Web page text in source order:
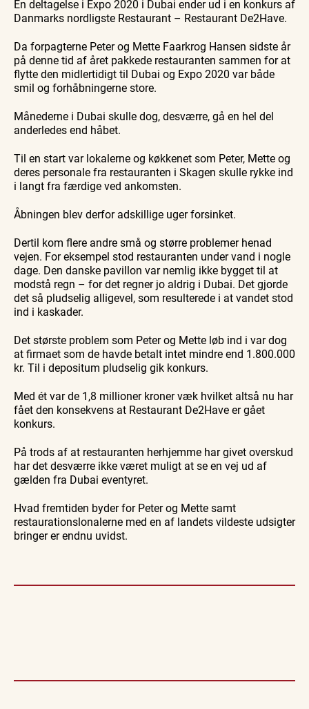
Se events
Skagen
med
Bedford
fra 1937
8. aug.
Skagen
med
Bedford
fra 1937
8. aug.
Skagen
fra
søsiden
Tunø
En deltagelse i Expo 2020 i Dubai ender ud i en konkurs af
Danmarks nordligste Restaurant – Restaurant De2Have.
Da forpagterne Peter og Mette Faarkrog Hansen sidste år
på denne tid af året pakkede restauranten sammen for at
flytte den midlertidigt til Dubai og Expo 2020 var både
smil og forhåbningerne store.
Månederne i Dubai skulle dog, desværre, gå en hel del
anderledes end håbet.
Til en start var lokalerne og køkkenet som Peter, Mette og
deres personale fra restauranten i Skagen skulle rykke ind
i langt fra færdige ved ankomsten.
Åbningen blev derfor adskillige uger forsinket.
Dertil kom flere andre små og større problemer henad
vejen. For eksempel stod restauranten under vand i nogle
dage. Den danske pavillon var nemlig ikke bygget til at
modstå regn – for det regner jo aldrig i Dubai. Det gjorde
det så pludselig alligevel, som resulterede i at vandet stod
ind i kaskader.
Det største problem som Peter og Mette løb ind i var dog
at firmaet som de havde betalt intet mindre end 1.800.000
kr. Til i depositum pludselig gik konkurs.
Med ét var de 1,8 millioner kroner væk hvilket altså nu har
fået den konsekvens at Restaurant De2Have er gået
konkurs.
På trods af at restauranten herhjemme har givet overskud
har det desværre ikke været muligt at se en vej ud af
gælden fra Dubai eventyret.
Hvad fremtiden byder for Peter og Mette samt
restaurationslonalerne med en af landets vildeste udsigter
bringer er endnu uvidst.